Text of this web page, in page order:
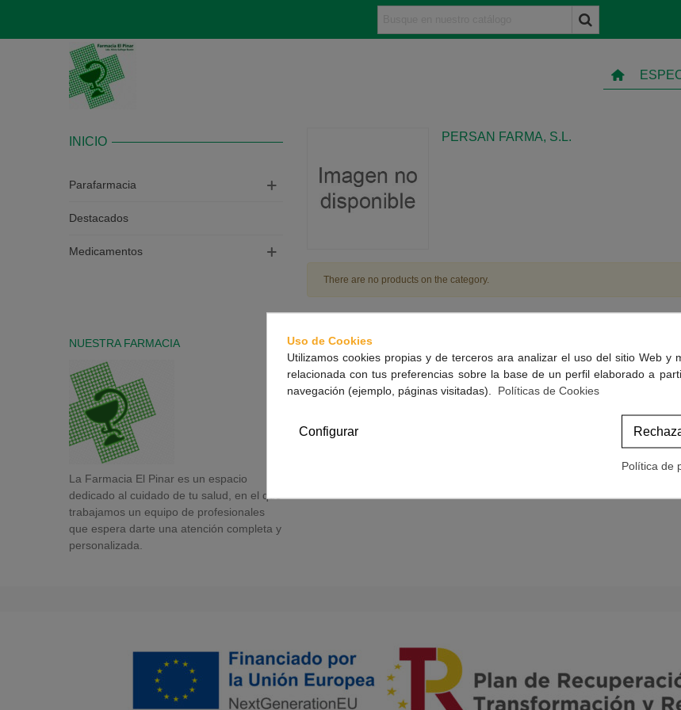
INICIO
Parafarmacia
Destacados
Medicamentos
PERSAN FARMA, S.L.
There are no products on the category.
NUESTRA FARMACIA
La Farmacia El Pinar es un espacio
dedicado al cuidado de tu salud, en el que
trabajamos un equipo de profesionales
que espera darte una atención completa y
personalizada.
CONTACTO
Politicas de Cookies
Términos y condiciones de
Uso de Cookies
Utilizamos cookies propias y de terceros ara analizar el uso del sitio Web y
relacionada con tus preferencias sobre la base de un perfil elaborado a
navegación (ejemplo, páginas visitadas). Políticas de Cookies
Configurar
Política de